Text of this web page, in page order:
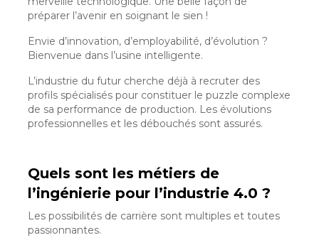
préparer l’avenir en soignant le sien !
Envie d’innovation, d’employabilité, d’évolution ?
Bienvenue dans l’usine intelligente.
L’industrie du futur cherche déjà à recruter des
profils spécialisés pour constituer le puzzle complexe
de sa performance de production. Les évolutions
professionnelles et les débouchés sont assurés.
Quels sont les métiers de
l’ingénierie pour l’industrie 4.0 ?
Les possibilités de carrière sont multiples et toutes
passionnantes.